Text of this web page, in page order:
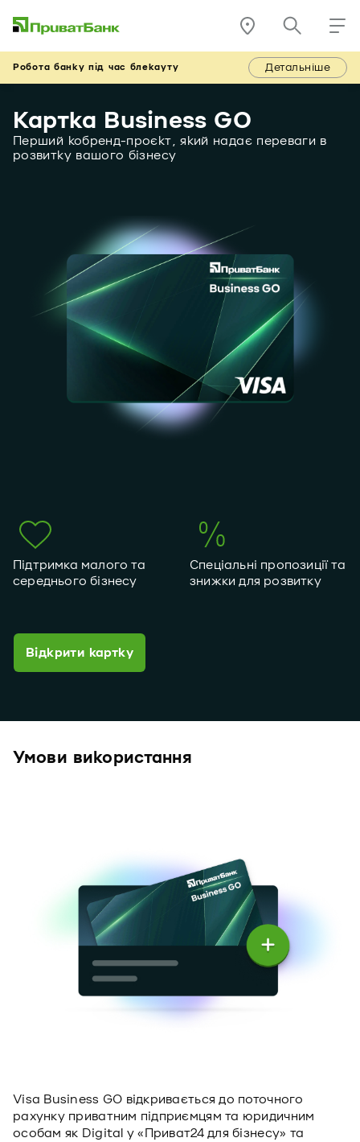
Робота банку під час блекауту Детальніше
Картка Business GO
Перший кобренд-проєкт, який надає переваги в
розвитку вашого бізнесу
Підтримка малого та
середнього бізнесу
Спеціальні пропозиції та
знижки для розвитку
Відкрити картку
Умови використання
Visa Business GО відкривається до поточного
рахунку приватним підприємцям та юридичним
особам як Digital у «Приват24 для бізнесу» та